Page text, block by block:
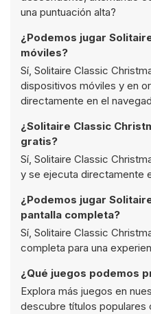
una puntuación alta?
¿Podemos jugar
móviles?
Sí, Solitaire Classic
dispositivos móviles y en
directamente en el
¿Solitaire Classic
gratis?
Sí, Solitaire Classic
y se ejecuta directamente
¿Podemos jugar
pantalla completa?
Sí, Solitaire Classic
completa para una
¿Qué juegos podemos
Explora más juegos en
descubre títulos populares